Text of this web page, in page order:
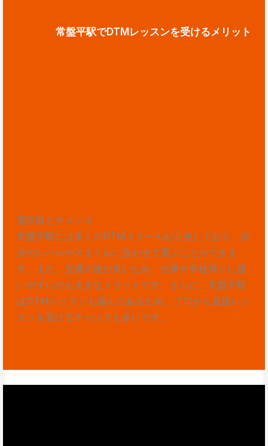
常盤平駅でDTMレッスンを受けるメリット
選択肢とチャンス
常盤平駅には多くのDTMスクールが点在しており、自
分のレベルやスタイルに合わせて選ぶことができま
す。また、交通の便が良いため、仕事や学校帰りに通
いやすいのも大きなメリットです。さらに、常盤平駅
はDTMレッスンも盛んであるため、プロから直接レッ
スンを受けるチャンスも多いです。